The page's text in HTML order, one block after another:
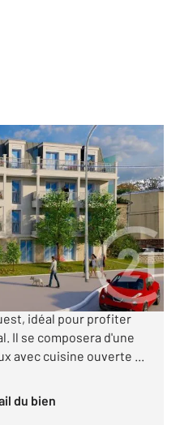
2 pièces situé
résidence intimiste,
idéal pour profiter
Il se composera d'une
avec cuisine ouverte ...
du bien